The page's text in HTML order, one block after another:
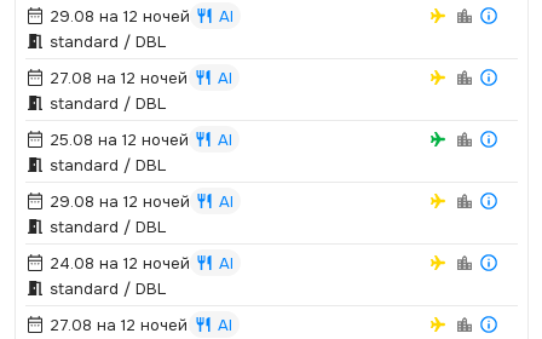
29.08 на 12 ночей
AI
standard / DBL
27.08 на 12 ночей
AI
standard / DBL
25.08 на 12 ночей
AI
standard / DBL
29.08 на 12 ночей
AI
standard / DBL
24.08 на 12 ночей
AI
standard / DBL
27.08 на 12 ночей
AI